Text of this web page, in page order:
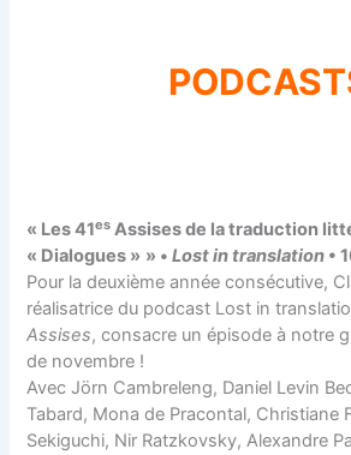
« Les 41es Assises de la traduction
« Dialogues » » •Lost in translation •
Pour la deuxième année consécutive,
réalisatrice du podcast Lost in
Assises, consacre un épisode à notre
de novembre !
Avec Jörn Cambreleng, Daniel Levin
Tabard, Mona de Pracontal, Christiane
Sekiguchi, Nir Ratzkovsky, Alexandre